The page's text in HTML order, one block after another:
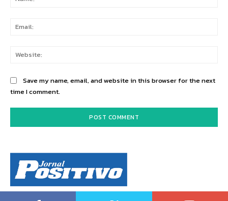
Save my name, email, and website in this browser for the next
time I comment.